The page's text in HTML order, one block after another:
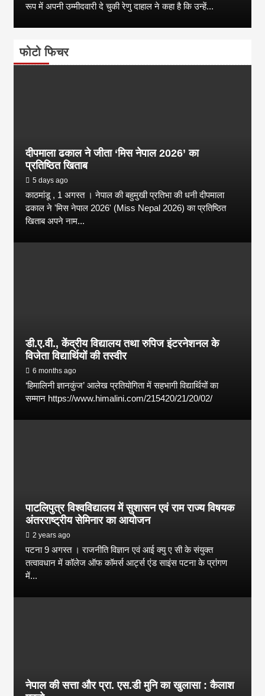
रूप में अपनी उम्मीदवारी दे चुकी रेणु दाहाल ने कहा है कि उन्हें...
फोटो फिचर
दीपमाला ढकाल ने जीता ‘मिस नेपाल 2026’ का
प्रतिष्ठित खिताब
5 days ago
काठमांडू , 1 अगस्त । नेपाल की बहुमुखी प्रतिभा की धनी दीपमाला
ढकाल ने 'मिस नेपाल 2026' (Miss Nepal 2026) का प्रतिष्ठित
खिताब अपने नाम...
डी.ए.वी., केंद्रीय विद्यालय तथा रुपिज इंटरनेशनल के
विजेता विद्यार्थियों की तस्वीर
6 months ago
‘हिमालिनी ज्ञानकुंज’ आलेख प्रतियोगिता में सहभागी विद्यार्थियों का
सम्मान https://www.himalini.com/215420/21/20/02/
पाटलिपुत्र विश्वविद्यालय में सुशासन एवं राम राज्य विषयक
अंतरराष्ट्रीय सेमिनार का आयोजन
2 years ago
पटना 9 अगस्त । राजनीति विज्ञान एवं आई क्यु ए सी के संयुक्त
तत्वावधान में कॉलेज ऑफ कॉमर्स आर्ट्स एंड साइंस पटना के प्रांगण
में...
नेपाल की सत्ता और प्रा. एस.डी मुनि का खुलासा : कैलाश